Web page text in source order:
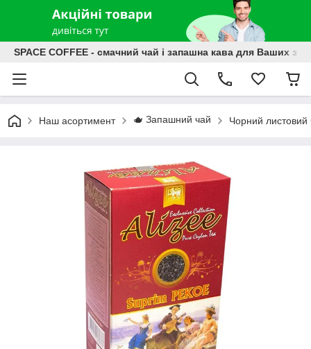
SPACE COFFEE - смачний чай і запашна кава для Ваших
Наш асортимент 🫖 Запашний чай Чорний листовий